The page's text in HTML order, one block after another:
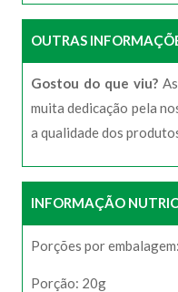
OUTRAS
Gostou do que viu?As
muita dedicação pela
a qualidade dos
INFORMAÇÃO
Porções por
Porção: 20g